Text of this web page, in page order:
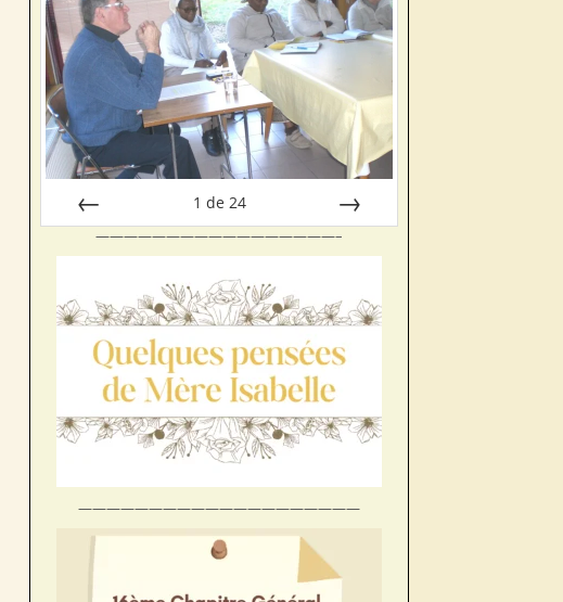
Préc
1 de 24
Suiv.
—————————————————–
————————————————————